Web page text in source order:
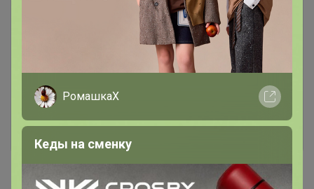
Чтобы написать комментарий необходимо
авторизоваться на сайте!
Войти Зарегистрироваться
РомашкаХ
Кеды на сменку